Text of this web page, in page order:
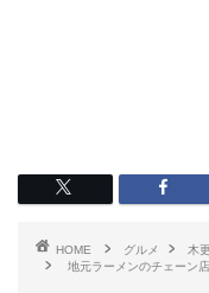
HOME グルメ
木
地元ラーメンのチェーン